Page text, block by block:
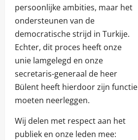
persoonlijke ambities, maar het
ondersteunen van de
democratische strijd in Turkije.
Echter, dit proces heeft onze
unie lamgelegd en onze
secretaris-generaal de heer
Bülent heeft hierdoor zijn functie
moeten neerleggen.
Wij delen met respect aan het
publiek en onze leden mee: